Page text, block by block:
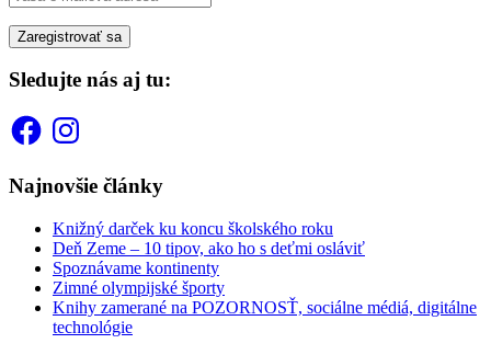
Sledujte nás aj tu:
FacebookInstagram
Najnovšie články
Knižný darček ku koncu školského roku
Deň Zeme – 10 tipov, ako ho s deťmi osláviť
Spoznávame kontinenty
Zimné olympijské športy
Knihy zamerané na POZORNOSŤ, sociálne médiá, digitálne
technológie